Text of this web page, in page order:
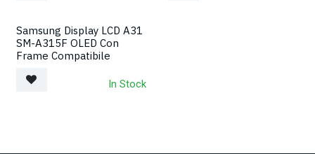
Samsung Display LCD A31
SM-A315F OLED Con
Frame Compatibile
In Stock